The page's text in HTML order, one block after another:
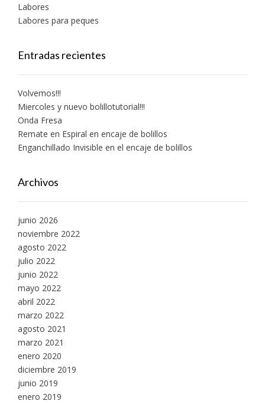
Labores
Labores para peques
Entradas recientes
Volvemos!!!
Miercoles y nuevo bolillotutorial!!!
Onda Fresa
Remate en Espiral en encaje de bolillos
Enganchillado Invisible en el encaje de bolillos
Archivos
junio 2026
noviembre 2022
agosto 2022
julio 2022
junio 2022
mayo 2022
abril 2022
marzo 2022
agosto 2021
marzo 2021
enero 2020
diciembre 2019
junio 2019
enero 2019